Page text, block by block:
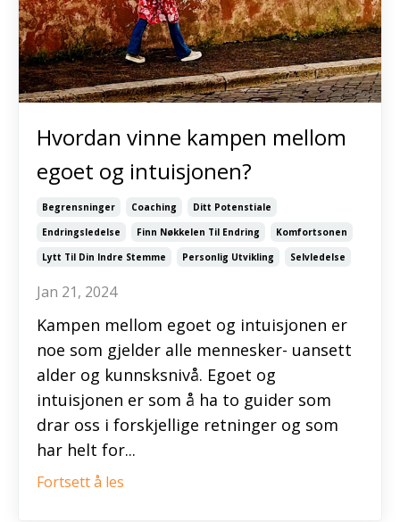
Hvordan vinne kampen mellom
egoet og intuisjonen?
Begrensninger Coaching
Ditt Potenstiale
Endringsledelse
Finn Nøkkelen Til Endring
Komfortsonen
Lytt Til Din Indre Stemme
Personlig Utvikling Selvledelse
Jan 21, 2024
Kampen mellom egoet og intuisjonen er
noe som gjelder alle mennesker- uansett
alder og kunnsksnivå. Egoet og
intuisjonen er som å ha to guider som
drar oss i forskjellige retninger og som
har helt for...
Fortsett å les